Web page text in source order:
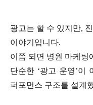
광고는 할 수 있지만,
이야기입니다.
이쯤 되면 병원 마케팅
단순한 ‘광고 운영’이
퍼포먼스 구조를 설계